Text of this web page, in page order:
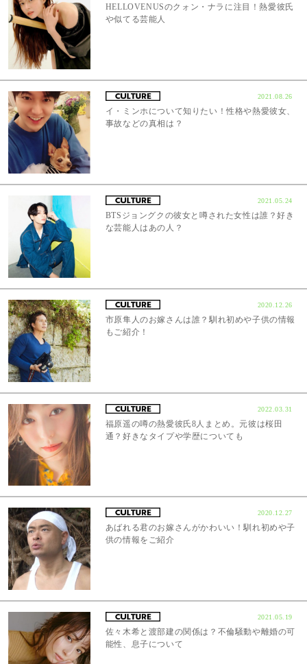
HELLOVENUSのクォン・ナラに注目！熱愛彼氏
や似てる芸能人
2021.08.26
イ・ミンホについて知りたい！性格や熱愛彼女、
事故などの真相は？
2021.05.24
BTSジョングクの彼女と噂された女性は誰？好き
な芸能人はあの人？
2020.12.26
市原隼人のお嫁さんは誰？馴れ初めや子供の情報
もご紹介！
2022.03.31
福原遥の噂の熱愛彼氏8人まとめ。元彼は桜田
通？好きなタイプや学歴についても
2020.12.27
あばれる君のお嫁さんがかわいい！馴れ初めや子
供の情報をご紹介
2021.05.19
佐々木希と渡部建の関係は？不倫騒動や離婚の可
能性、息子について